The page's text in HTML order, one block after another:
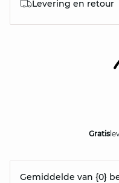
Levering en retour
Gratis
Gemiddelde van {0}